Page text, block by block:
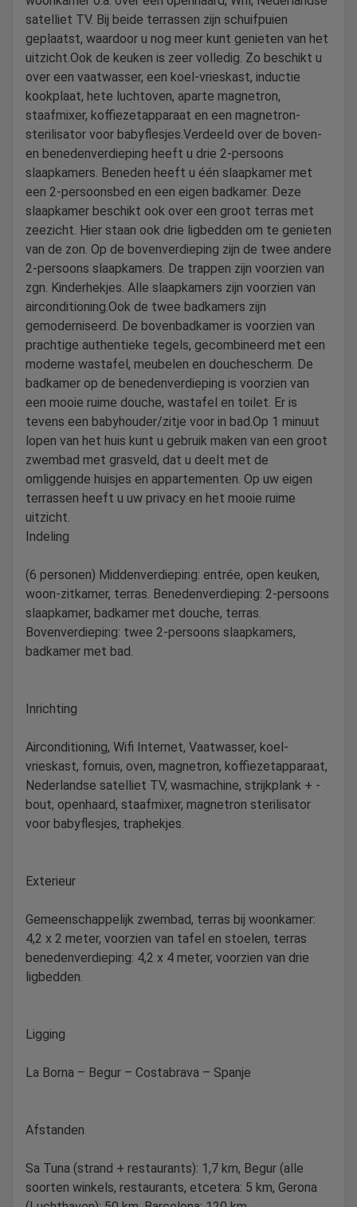
satelliet TV. Bij beide terrassen zijn schuifpuien
geplaatst, waardoor u nog meer kunt genieten van het
uitzicht.Ook de keuken is zeer volledig. Zo beschikt u
over een vaatwasser, een koel-vrieskast, inductie
kookplaat, hete luchtoven, aparte magnetron,
staafmixer, koffiezetapparaat en een magnetron-
sterilisator voor babyflesjes.Verdeeld over de boven-
en benedenverdieping heeft u drie 2-persoons
slaapkamers. Beneden heeft u één slaapkamer met
een 2-persoonsbed en een eigen badkamer. Deze
slaapkamer beschikt ook over een groot terras met
zeezicht. Hier staan ook drie ligbedden om te genieten
van de zon. Op de bovenverdieping zijn de twee andere
2-persoons slaapkamers. De trappen zijn voorzien van
zgn. Kinderhekjes. Alle slaapkamers zijn voorzien van
airconditioning.Ook de twee badkamers zijn
gemoderniseerd. De bovenbadkamer is voorzien van
prachtige authentieke tegels, gecombineerd met een
moderne wastafel, meubelen en douchescherm. De
badkamer op de benedenverdieping is voorzien van
een mooie ruime douche, wastafel en toilet. Er is
tevens een babyhouder/zitje voor in bad.Op 1 minuut
lopen van het huis kunt u gebruik maken van een groot
zwembad met grasveld, dat u deelt met de
omliggende huisjes en appartementen. Op uw eigen
terrassen heeft u uw privacy en het mooie ruime
uitzicht.
Indeling
(6 personen) Middenverdieping: entrée, open keuken,
woon-zitkamer, terras. Benedenverdieping: 2-persoons
slaapkamer, badkamer met douche, terras.
Bovenverdieping: twee 2-persoons slaapkamers,
badkamer met bad.
Inrichting
Airconditioning, Wifi Internet, Vaatwasser, koel-
vrieskast, fornuis, oven, magnetron, koffiezetapparaat,
Nederlandse satelliet TV, wasmachine, strijkplank + -
bout, openhaard, staafmixer, magnetron sterilisator
voor babyflesjes, traphekjes.
Exterieur
Gemeenschappelijk zwembad, terras bij woonkamer:
4,2 x 2 meter, voorzien van tafel en stoelen, terras
benedenverdieping: 4,2 x 4 meter, voorzien van drie
ligbedden.
Ligging
La Borna – Begur – Costabrava – Spanje
Afstanden
Sa Tuna (strand + restaurants): 1,7 km, Begur (alle
soorten winkels, restaurants, etcetera: 5 km, Gerona